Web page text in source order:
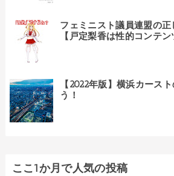
フェミニスト議員連盟の
【戸定梨香は性的コンテン
【2022年版】横浜カース
う！
ここ1か月で人気の投稿